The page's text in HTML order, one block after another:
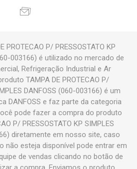
PROTECAO P/ PRESSOSTATO KP
003166) é utilizado no mercado de
Refrigeração Industrial e Ar
TAMPA DE PROTECAO P/
DANFOSS (060-003166) é um
DANFOSS e faz parte da categoria
pode fazer a compra do produto
P/ PRESSOSTATO KP SIMPLES
diretamente em nosso site, caso
não esteja disponível pode entrar em
de vendas clicando no botão de